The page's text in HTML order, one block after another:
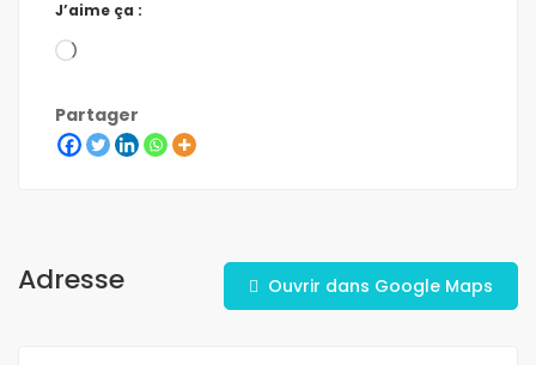
J’aime ça :
Partager
Adresse Ouvrir dans Google Maps